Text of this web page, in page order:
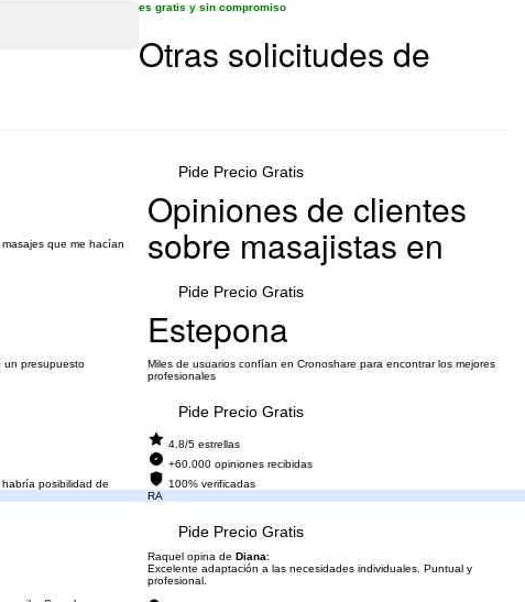
es gratis y sin compromiso
Otras solicitudes de
que me hacían
Pide Precio Gratis
un presupuesto
Pide Precio Gratis
posibilidad de
Pide Precio Gratis
Pide Precio Gratis
Opiniones de clientes
sobre masajistas en
Estepona
Miles de usuarios confían en Cronoshare para encontrar los mejores
profesionales
4.8/5 estrellas
+60.000 opiniones recibidas
100% verificadas
RA
Raquel opina de Diana:
Excelente adaptación a las necesidades individuales. Puntual y
profesional.